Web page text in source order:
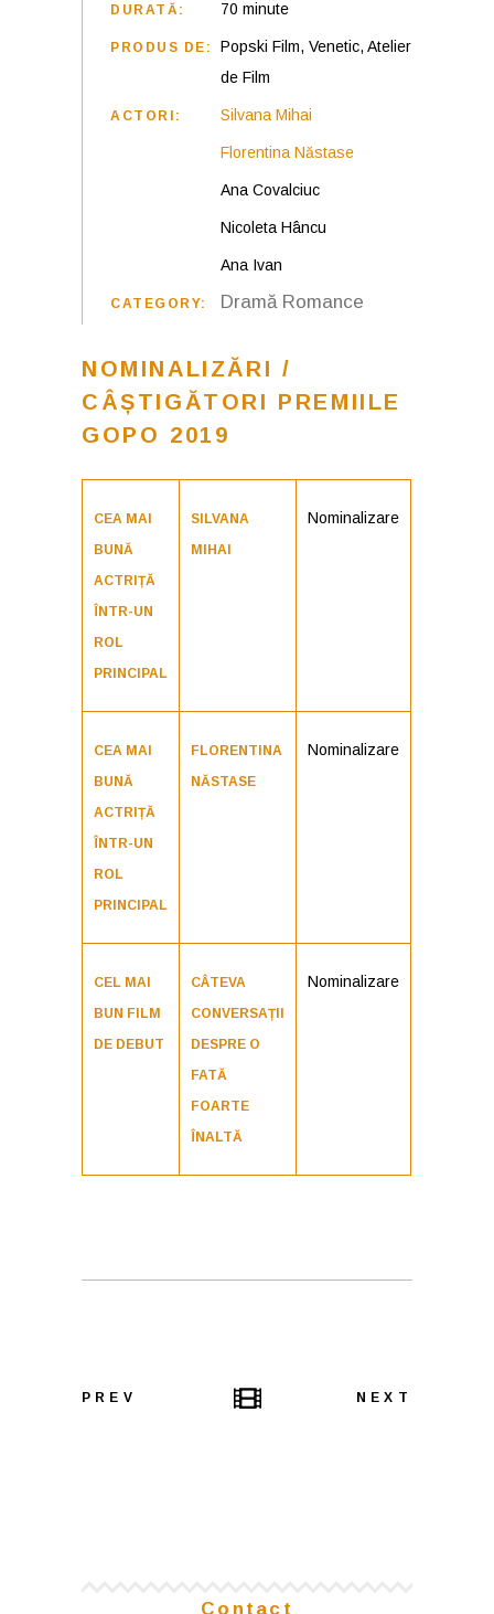
DURATĂ: 70 minute
PRODUS DE:
Popski Film, Venetic, Atelier
de Film
ACTORI: Silvana Mihai
Florentina Năstase
Ana Covalciuc
Nicoleta Hâncu
Ana Ivan
CATEGORY: Dramă Romance
NOMINALIZĂRI /
CÂȘTIGĂTORI PREMIILE
GOPO 2019
CEA MAI
BUNĂ
ACTRIȚĂ
ÎNTR-UN
ROL
PRINCIPAL
SILVANA
MIHAI
Nominalizare
CEA MAI
BUNĂ
ACTRIȚĂ
ÎNTR-UN
ROL
PRINCIPAL
FLORENTINA
NĂSTASE
Nominalizare
CEL MAI
BUN FILM
DE DEBUT
CÂTEVA
CONVERSAȚII
DESPRE O
FATĂ
FOARTE
ÎNALTĂ
Nominalizare
PREV NEXT
Contact